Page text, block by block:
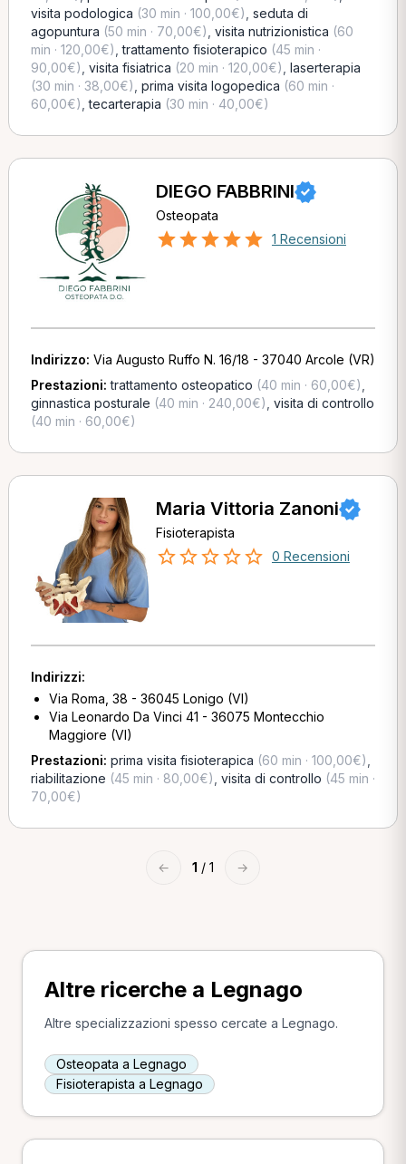
visita podologica (30 min · 100,00€) seduta di
agopuntura (50 min · 70,00€) visita nutrizionistica (60
min · 120,00€) ,trattamento fisioterapico (45 min ·
90,00€) visita fisiatrica (20 min · 120,00€) laserterapia
(30 min · 38,00€) prima visita logopedica (60 min ·
60,00€) ,tecarterapia (30 min · 40,00€)
DIEGO FABBRINI
Osteopata
1 Recensioni
Indirizzo: Via Augusto Ruffo N. 16/18 - 37040 Arcole (VR)
Prestazioni:trattamento osteopatico (40 min · 60,00€)
ginnastica posturale (40 min · 240,00€) visita di controllo
(40 min · 60,00€)
Maria Vittoria Zanoni
Fisioterapista
0 Recensioni
Indirizzi:
Via Roma, 38 - 36045 Lonigo (VI)
Via Leonardo Da Vinci 41 - 36075 Montecchio
Maggiore (VI)
Prestazioni: prima visita fisioterapica (60 min · 100,00€)
riabilitazione (45 min · 80,00€) visita di controllo (45 min ·
70,00€)
← 1 / 1 →
Altre ricerche a Legnago
Altre specializzazioni spesso cercate a Legnago.
Osteopata a Legnago
Fisioterapista a Legnago